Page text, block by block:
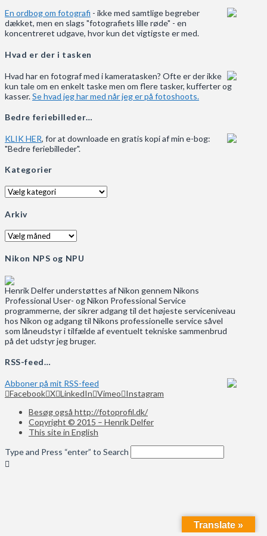
En ordbog om fotografi - ikke med samtlige begreber
dækket, men en slags "fotografiets lille røde" - en
koncentreret udgave, hvor kun det vigtigste er med.
Hvad er der i tasken
Hvad har en fotograf med i kameratasken? Ofte er der ikke
kun tale om en enkelt taske men om flere tasker, kufferter og
kasser.Se hvad jeg har med når jeg er på fotoshoots.
Bedre feriebilleder…
KLIK HER, for at downloade en gratis kopi af min e-bog:
"Bedre feriebilleder".
Kategorier
Kategorier
Arkiv
Arkiv
Nikon NPS og NPU
Henrik Delfer understøttes af Nikon gennem Nikons
Professional User- og Nikon Professional Service
programmerne, der sikrer adgang til det højeste serviceniveau
hos Nikon og adgang til Nikons professionelle service såvel
som låneudstyr i tilfælde af eventuelt tekniske sammenbrud
på det udstyr jeg bruger.
RSS-feed…
Abboner på mit RSS-feed
Facebook X LinkedIn Vimeo Instagram
Besøg også http://fotoprofil.dk/
Copyright © 2015 – Henrik Delfer
This site in English
Type and Press “enter” to Search
Translate »